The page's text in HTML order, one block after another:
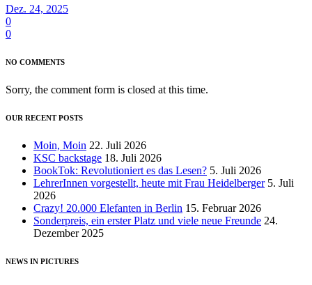
Dez. 24, 2025
0
0
NO COMMENTS
Sorry, the comment form is closed at this time.
OUR RECENT POSTS
Moin, Moin 22. Juli 2026
KSC backstage 18. Juli 2026
BookTok: Revolutioniert es das Lesen? 5. Juli 2026
LehrerInnen vorgestellt, heute mit Frau Heidelberger 5. Juli
2026
Crazy! 20.000 Elefanten in Berlin 15. Februar 2026
Sonderpreis, ein erster Platz und viele neue Freunde 24.
Dezember 2025
NEWS IN PICTURES